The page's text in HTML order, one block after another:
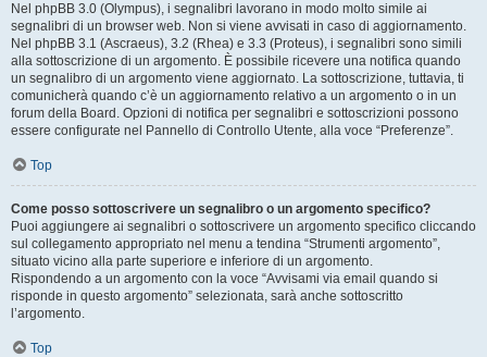
Nel phpBB 3.0 (Olympus), i segnalibri lavorano in modo molto simile ai
segnalibri di un browser web. Non si viene avvisati in caso di aggiornamento.
Nel phpBB 3.1 (Ascraeus), 3.2 (Rhea) e 3.3 (Proteus), i segnalibri sono simili
alla sottoscrizione di un argomento. È possibile ricevere una notifica quando
un segnalibro di un argomento viene aggiornato. La sottoscrizione, tuttavia, ti
comunicherà quando c’è un aggiornamento relativo a un argomento o in un
forum della Board. Opzioni di notifica per segnalibri e sottoscrizioni possono
essere configurate nel Pannello di Controllo Utente, alla voce “Preferenze”.
Top
Come posso sottoscrivere un segnalibro o un argomento specifico?
Puoi aggiungere ai segnalibri o sottoscrivere un argomento specifico cliccando
sul collegamento appropriato nel menu a tendina “Strumenti argomento”,
situato vicino alla parte superiore e inferiore di un argomento.
Rispondendo a un argomento con la voce “Avvisami via email quando si
risponde in questo argomento” selezionata, sarà anche sottoscritto
l’argomento.
Top